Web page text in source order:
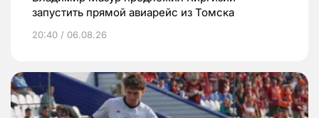
запустить прямой авиарейс из Томска
20:40 / 06.08.26